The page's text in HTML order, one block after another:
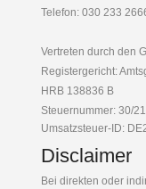
Telefon: 030 233
Vertreten durch den
Registergericht:
HRB 138836 B
Steuernummer: 30/
Umsatzsteuer-ID:
Disclaimer
Bei direkten oder